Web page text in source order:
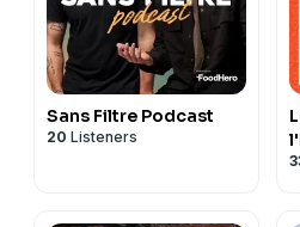
Sans Filtre Podcast
20 Listeners